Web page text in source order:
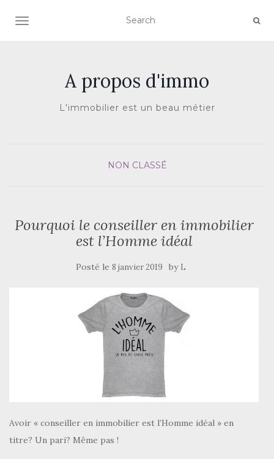
AFFICHER/MASQUER LA NAVIGATION
A propos d'immo
L'immobilier est un beau métier
NON CLASSÉ
Pourquoi le conseiller en immobilier
est l’Homme idéal
Posté le 8 janvier 2019 by L
Avoir « conseiller en immobilier est l’Homme idéal » en
titre? Un pari? Même pas !